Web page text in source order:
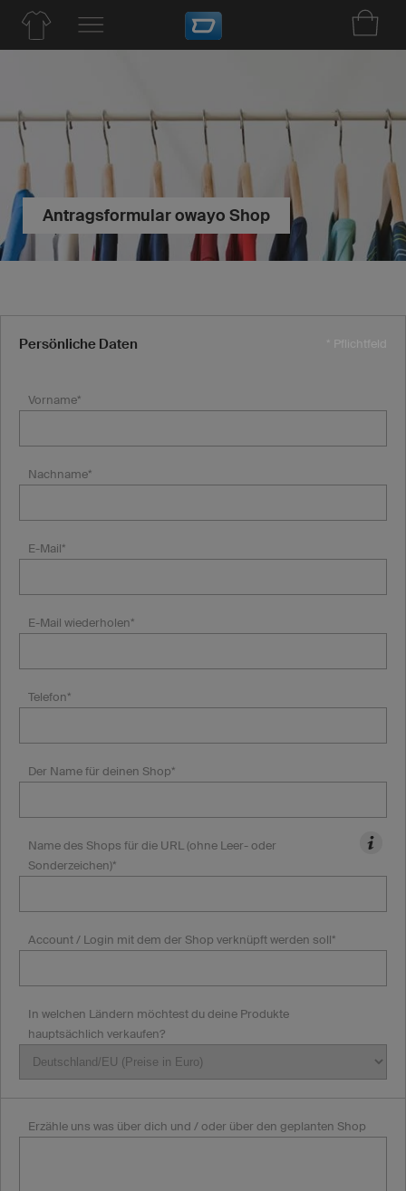
Antragsformular owayo Shop
Persönliche Daten
Vorname*
Nachname*
E-Mail*
E-Mail wiederholen*
Telefon*
Der Name für deinen Shop*
Name des Shops für die URL (ohne Leer- oder
Sonderzeichen)*
Account / Login mit dem der Shop verknüpft werden soll*
In welchen Ländern möchtest du deine Produkte
hauptsächlich verkaufen?
Erzähle uns was über dich und / oder über den geplanten Shop
* Pflichtfeld